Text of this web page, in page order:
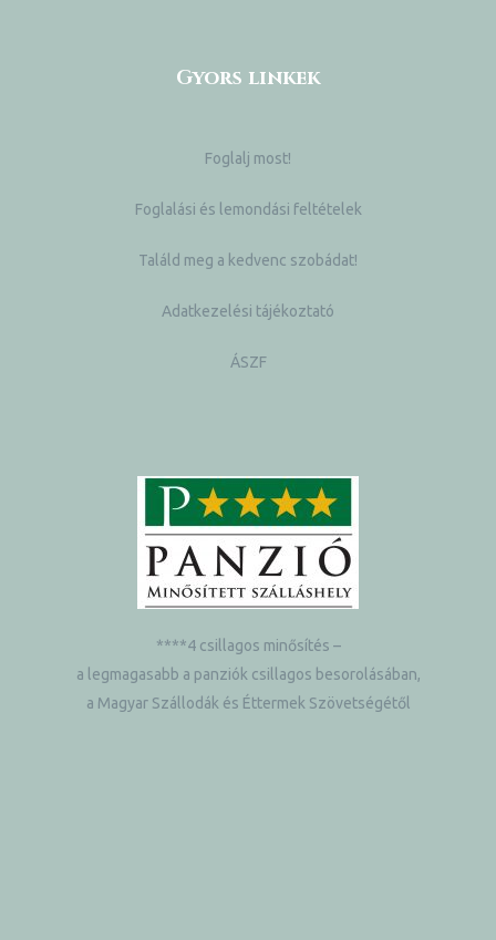
Gyors linkek
Foglalj most!
Foglalási és lemondási feltételek
Találd meg a kedvenc szobádat!
Adatkezelési tájékoztató
ÁSZF
****4 csillagos minősítés –
a legmagasabb a panziók csillagos besorolásában,
a Magyar Szállodák és Éttermek Szövetségétől